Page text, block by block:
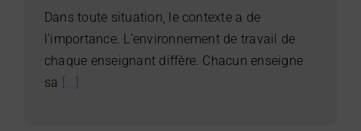
Dans toute situation, le contexte a de
l’importance. L’environnement de travail de
chaque enseignant diffère. Chacun enseigne
sa [...]